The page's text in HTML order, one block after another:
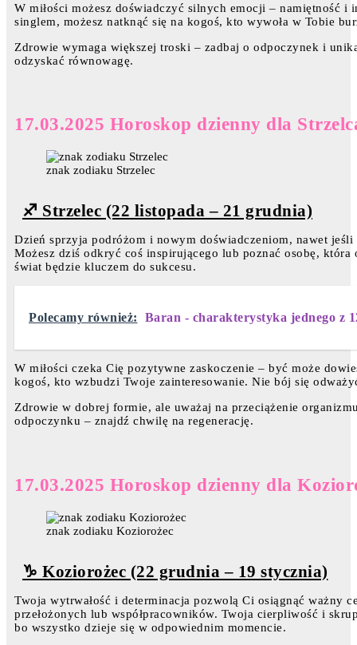
W miłości możesz doświadczyć silnych emocji – namiętność i
singlem, możesz natknąć się na kogoś, kto wywoła w Tobie
Zdrowie wymaga większej troski – zadbaj o odpoczynek i
odzyskać równowagę.
17.03.2025 Horoskop dzienny dla
znak zodiaku Strzelec
♐ Strzelec (22 listopada – 21 grudnia)
Dzień sprzyja podróżom i nowym doświadczeniom, nawet
Możesz dziś odkryć coś inspirującego lub poznać osobę,
świat będzie kluczem do sukcesu.
Polecamy również: Baran - charakterystyka jednego z
W miłości czeka Cię pozytywne zaskoczenie – być może
kogoś, kto wzbudzi Twoje zainteresowanie. Nie bój się
Zdrowie w dobrej formie, ale uważaj na przeciążenie
odpoczynku – znajdź chwilę na regenerację.
17.03.2025 Horoskop dzienny dla
znak zodiaku Koziorożec
♑ Koziorożec (22 grudnia – 19 stycznia)
Twoja wytrwałość i determinacja pozwolą Ci osiągnąć ważny
przełożonych lub współpracowników. Twoja cierpliwość i
bo wszystko dzieje się w odpowiednim momencie.